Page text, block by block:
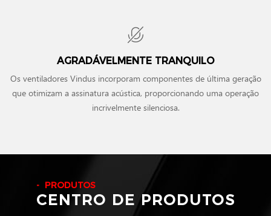
AGRADÁVELMENTE TRANQUILO
Os ventiladores Vindus incorporam componentes de última geração
que otimizam a assinatura acústica, proporcionando uma operação
incrivelmente silenciosa.
PRODUTOS
CENTRO DE PRODUTOS